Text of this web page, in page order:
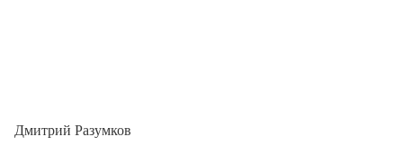
Дмитрий Разумков